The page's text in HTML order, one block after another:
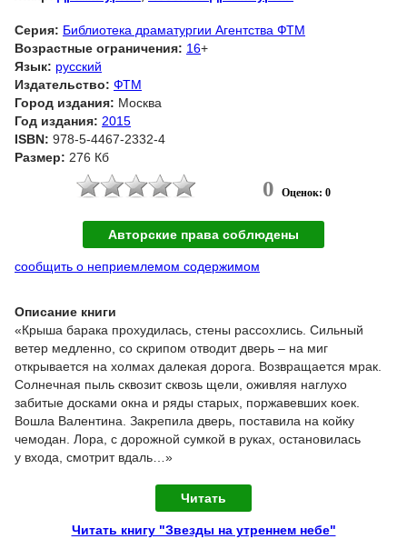
Серия: Библиотека драматургии Агентства ФТМ
Возрастные ограничения: 16+
Язык: русский
Издательство: ФТМ
Город издания: Москва
Год издания: 2015
ISBN: 978-5-4467-2332-4
Размер: 276 Кб
0 Оценок: 0
Авторские права соблюдены
сообщить о неприемлемом содержимом
Описание книги
«Крыша барака прохудилась, стены рассохлись. Сильный
ветер медленно, со скрипом отводит дверь – на миг
открывается на холмах далекая дорога. Возвращается мрак.
Солнечная пыль сквозит сквозь щели, оживляя наглухо
забитые досками окна и ряды старых, поржавевших коек.
Вошла Валентина. Закрепила дверь, поставила на койку
чемодан. Лора, с дорожной сумкой в руках, остановилась
у входа, смотрит вдаль…»
Читать
Читать книгу "Звезды на утреннем небе"